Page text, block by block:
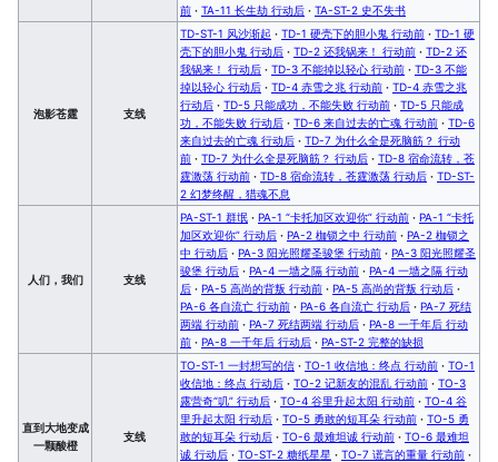
前 · TA-11 长生劫 行动后 · TA-ST-2 史不失书
泡影苍霆 支线
TD-ST-1 风沙渐起 · TD-1 硬壳下的胆小鬼 行动前 · TD-1 硬
壳下的胆小鬼 行动后 · TD-2 还我锅来！ 行动前 · TD-2 还
我锅来！ 行动后 · TD-3 不能掉以轻心 行动前 · TD-3 不能
掉以轻心 行动后 · TD-4 赤雪之兆 行动前 · TD-4 赤雪之兆
行动后 · TD-5 只能成功，不能失败 行动前 · TD-5 只能成
功，不能失败 行动后 · TD-6 来自过去的亡魂 行动前 · TD-6
来自过去的亡魂 行动后 · TD-7 为什么全是死脑筋？ 行动
前 · TD-7 为什么全是死脑筋？ 行动后 · TD-8 宿命流转，苍
霆激荡 行动前 · TD-8 宿命流转，苍霆激荡 行动后 · TD-ST-
2 幻梦终醒，猎魂不息
人们，我们 支线
PA-ST-1 群氓 · PA-1 “卡托加区欢迎你” 行动前 · PA-1 “卡托
加区欢迎你” 行动后 · PA-2 枷锁之中 行动前 · PA-2 枷锁之
中 行动后 · PA-3 阳光照耀圣骏堡 行动前 · PA-3 阳光照耀圣
骏堡 行动后 · PA-4 一墙之隔 行动前 · PA-4 一墙之隔 行动
后 · PA-5 高尚的背叛 行动前 · PA-5 高尚的背叛 行动后 ·
PA-6 各自流亡 行动前 · PA-6 各自流亡 行动后 · PA-7 死结
两端 行动前 · PA-7 死结两端 行动后 · PA-8 一千年后 行动
前 · PA-8 一千年后 行动后 · PA-ST-2 完整的缺损
直到大地变成
一颗酸橙
支线
TO-ST-1 一封想写的信 · TO-1 收信地：终点 行动前 · TO-1
收信地：终点 行动后 · TO-2 记新友的混乱 行动前 · TO-3
露营奇“叽” 行动后 · TO-4 谷里升起太阳 行动前 · TO-4 谷
里升起太阳 行动后 · TO-5 勇敢的短耳朵 行动前 · TO-5 勇
敢的短耳朵 行动后 · TO-6 最难坦诚 行动前 · TO-6 最难坦
诚 行动后 · TO-ST-2 糖纸星星 · TO-7 谎言的重量 行动前 ·